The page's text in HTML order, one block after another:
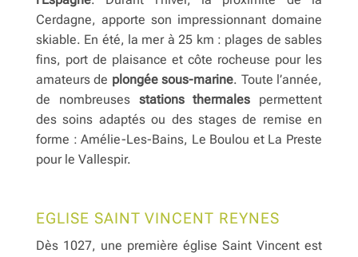
Cerdagne, apporte son impressionnant domaine
skiable. En été, la mer à 25 km : plages de sables
fins, port de plaisance et côte rocheuse pour les
amateurs de plongée sous-marine. Toute l’année,
de nombreuses stations thermales permettent
des soins adaptés ou des stages de remise en
forme : Amélie-Les-Bains, Le Boulou et La Preste
pour le Vallespir.
EGLISE SAINT VINCENT REYNES
Dès 1027, une première église Saint Vincent est